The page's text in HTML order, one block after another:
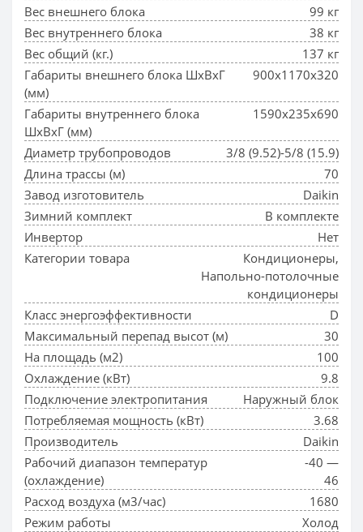
Вес внешнего блока
99 кг
Вес внутреннего блока
38 кг
Вес общий (кг.)
137 кг
Габариты внешнего блока ШхВхГ
(мм)
900x1170x320
Габариты внутреннего блока
ШхВхГ (мм)
1590x235x690
Диаметр трубопроводов
3/8 (9.52)-5/8 (15.9)
Длина трассы (м)
70
Завод изготовитель
Daikin
Зимний комплект
В комплекте
Инвертор
Нет
Категории товара
Кондиционеры,
Напольно-потолочные
кондиционеры
Класс энергоэффективности
D
Максимальный перепад высот (м)
30
На площадь (м2)
100
Охлаждение (кВт)
9.8
Подключение электропитания
Наружный блок
Потребляемая мощность (кВт)
3.68
Производитель
Daikin
Рабочий диапазон температур
(охлаждение)
-40 —
46
Расход воздуха (м3/час)
1680
Режим работы
Холод